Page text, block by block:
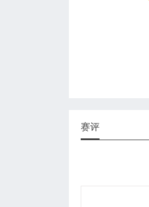
赛评